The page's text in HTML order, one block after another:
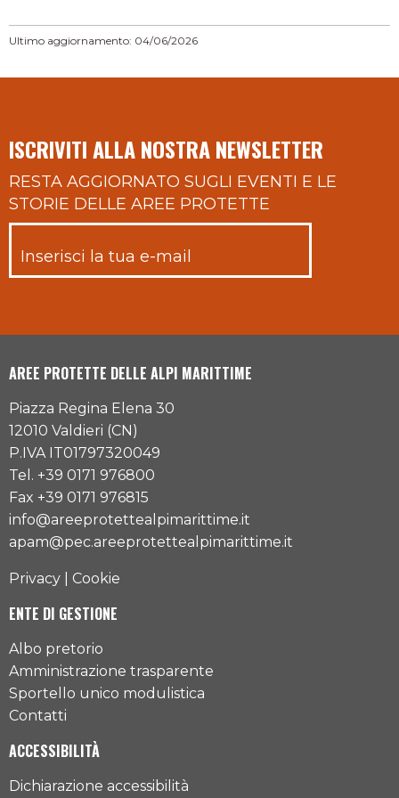
Ultimo aggiornamento: 04/06/2026
ISCRIVITI ALLA NOSTRA NEWSLETTER
RESTA AGGIORNATO SUGLI EVENTI E LE
STORIE DELLE AREE PROTETTE
AREE PROTETTE DELLE ALPI MARITTIME
Piazza Regina Elena 30
12010 Valdieri (CN)
P.IVA IT01797320049
Tel. +39 0171 976800
Fax +39 0171 976815
info@areeprotettealpimarittime.it
apam@pec.areeprotettealpimarittime.it
Privacy Cookie
ENTE DI GESTIONE
Albo pretorio
Amministrazione trasparente
Sportello unico modulistica
Contatti
ACCESSIBILITÀ
Dichiarazione accessibilità